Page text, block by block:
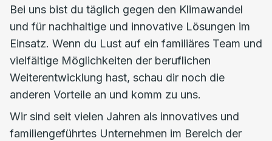
Bei uns bist du täglich gegen den Klimawandel
und für nachhaltige und innovative Lösungen im
Einsatz. Wenn du Lust auf ein familiäres Team und
vielfältige Möglichkeiten der beruflichen
Weiterentwicklung hast, schau dir noch die
anderen Vorteile an und komm zu uns.
Wir sind seit vielen Jahren als innovatives und
familiengeführtes Unternehmen im Bereich der